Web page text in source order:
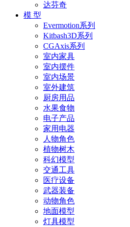
达芬奇
模 型
Evermotion系列
Kitbash3D系列
CGAxis系列
室内家具
室内摆件
室内场景
室外建筑
厨房用品
水果食物
电子产品
家用电器
人物角色
植物树木
科幻模型
交通工具
医疗设备
武器装备
动物角色
地面模型
灯具模型